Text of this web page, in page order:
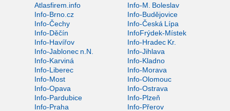
Atlasfirem.info
Info-M. Boleslav
Info-Brno.cz
Info-Budějovice
Info-Čechy
Info-Česká Lípa
Info-Děčín
InfoFrýdek-Místek
Info-Havířov
Info-Hradec Kr.
Info-Jablonec n.N.
Info-Jihlava
Info-Karviná
Info-Kladno
Info-Liberec
Info-Morava
Info-Most
Info-Olomouc
Info-Opava
Info-Ostrava
Info-Pardubice
Info-Plzeň
Info-Praha
Info-Přerov